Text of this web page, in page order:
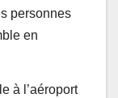
personnes
en
à l’aéroport